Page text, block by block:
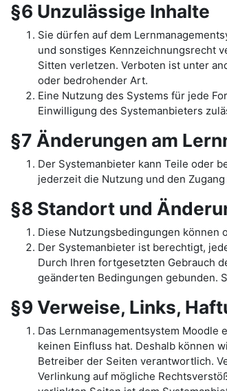
§6 Unzulässige Inhalte
Sie dürfen auf dem
und sonstiges Kennzeichnungsrecht
Sitten verletzen. Verboten ist unter
oder bedrohender Art.
Eine Nutzung des Systems für jede
Einwilligung des Systemanbieters
§7 Änderungen am
Der Systemanbieter kann Teile oder
jederzeit die Nutzung und den
§8 Standort und
Diese Nutzungsbedingungen können
Der Systemanbieter ist berechtigt,
Durch Ihren fortgesetzten Gebrauch
geänderten Bedingungen gebunden.
§9 Verweise, Links,
Das Lernmanagementsystem
keinen Einfluss hat. Deshalb können
Betreiber der Seiten verantwortlich.
Verlinkung auf mögliche